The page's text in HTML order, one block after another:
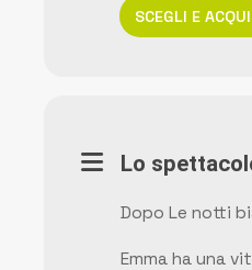
SCEGLI E
Lo
Dopo Le notti
Emma ha una